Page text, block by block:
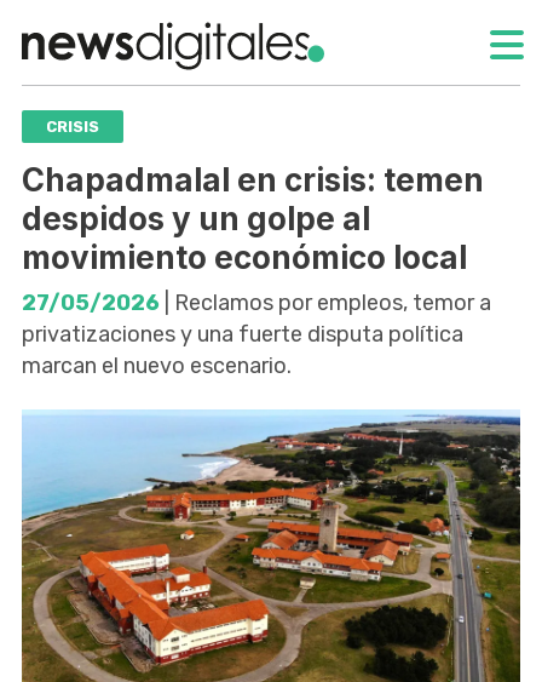
CRISIS
Chapadmalal en crisis: temen
despidos y un golpe al
movimiento económico local
27/05/2026 | Reclamos por empleos, temor a
privatizaciones y una fuerte disputa política
marcan el nuevo escenario.